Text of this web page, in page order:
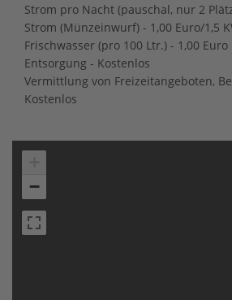
Strom pro Nacht (pauschal, nur 2
Strom (Münzeinwurf) - 1,00 Euro/1,5
Frischwasser (pro 100 Ltr.) - 1,00 Euro
Entsorgung - Kostenlos
Vermittlung von Freizeitangeboten,
Kostenlos
−